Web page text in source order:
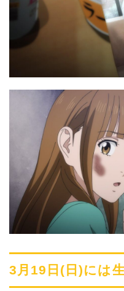
3月19日(日)には